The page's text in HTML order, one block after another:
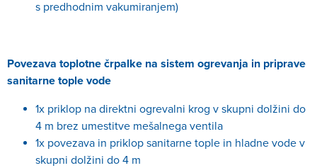
s predhodnim vakumiranjem)
Povezava toplotne črpalke na sistem ogrevanja in priprave
sanitarne tople vode
1x priklop na direktni ogrevalni krog v skupni dolžini do
4 m brez umestitve mešalnega ventila
1x povezava in priklop sanitarne tople in hladne vode v
skupni dolžini do 4 m